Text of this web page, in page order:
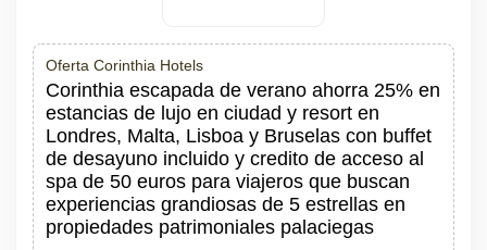
Oferta Corinthia Hotels
Corinthia escapada de verano ahorra 25% en
estancias de lujo en ciudad y resort en
Londres, Malta, Lisboa y Bruselas con buffet
de desayuno incluido y credito de acceso al
spa de 50 euros para viajeros que buscan
experiencias grandiosas de 5 estrellas en
propiedades patrimoniales palaciegas